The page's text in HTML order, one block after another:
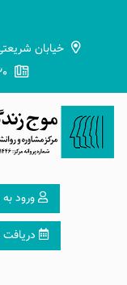
خیابان شریعتی،
ورود